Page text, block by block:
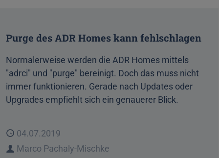
Purge des ADR Homes kann fehlschlagen
Normalerweise werden die ADR Homes mittels
"adrci" und "purge" bereinigt. Doch das muss nicht
immer funktionieren. Gerade nach Updates oder
Upgrades empfiehlt sich ein genauerer Blick.
Veröffentlicht
04.07.2019
Autor
Marco Pachaly-Mischke